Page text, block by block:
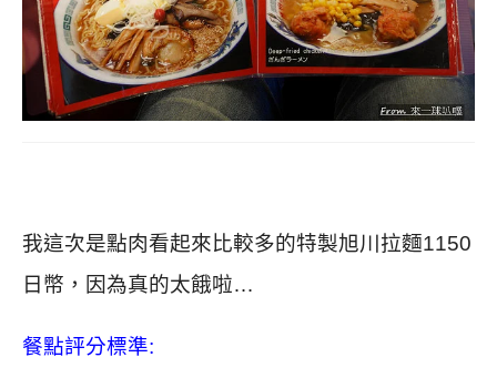
我這次是點肉看起來比較多的特製旭川拉麵1150
日幣，因為真的太餓啦…
餐點評分標準: